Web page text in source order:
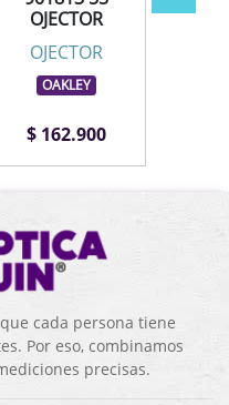
OJECTOR
OJECTOR
OAKLEY
$ 162.900
cada persona tiene
Por eso, combinamos
precisas.